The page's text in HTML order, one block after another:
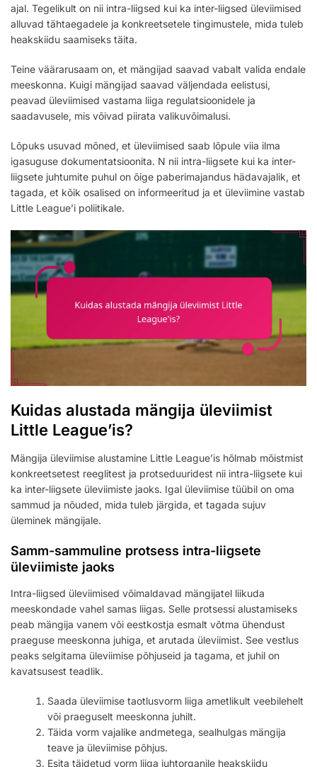
ajal. Tegelikult on nii intra-liigsed kui ka inter-liigsed üleviimised
alluvad tähtaegadele ja konkreetsetele tingimustele, mida tuleb
heakskiidu saamiseks täita.
Teine väärarusaam on, et mängijad saavad vabalt valida endale
meeskonna. Kuigi mängijad saavad väljendada eelistusi,
peavad üleviimised vastama liiga regulatsioonidele ja
saadavusele, mis võivad piirata valikuvõimalusi.
Lõpuks usuvad mõned, et üleviimised saab lõpule viia ilma
igasuguse dokumentatsioonita. N nii intra-liigsete kui ka inter-
liigsete juhtumite puhul on õige paberimajandus hädavajalik, et
tagada, et kõik osalised on informeeritud ja et üleviimine vastab
Little League’i poliitikale.
Kuidas alustada mängija üleviimist
Little League’is?
Mängija üleviimise alustamine Little League’is hõlmab mõistmist
konkreetsetest reeglitest ja protseduuridest nii intra-liigsete kui
ka inter-liigsete üleviimiste jaoks. Igal üleviimise tüübil on oma
sammud ja nõuded, mida tuleb järgida, et tagada sujuv
üleminek mängijale.
Samm-sammuline protsess intra-liigsete
üleviimiste jaoks
Intra-liigsed üleviimised võimaldavad mängijatel liikuda
meeskondade vahel samas liigas. Selle protsessi alustamiseks
peab mängija vanem või eestkostja esmalt võtma ühendust
praeguse meeskonna juhiga, et arutada üleviimist. See vestlus
peaks selgitama üleviimise põhjuseid ja tagama, et juhil on
kavatsusest teadlik.
Saada üleviimise taotlusvorm liiga ametlikult veebilehelt
või praeguselt meeskonna juhilt.
Täida vorm vajalike andmetega, sealhulgas mängija
teave ja üleviimise põhjus.
Esita täidetud vorm liiga juhtorganile heakskiidu